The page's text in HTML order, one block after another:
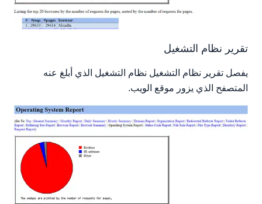
تقرير نظام التشغيل
يفصل تقرير نظام التشغيل نظام التشغيل الذي أبلغ عنه
المتصفح الذي يزور موقع الويب.